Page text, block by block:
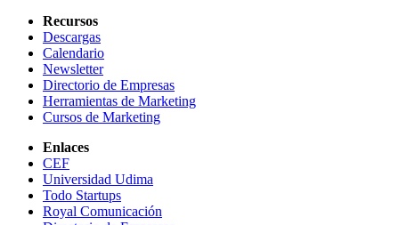
Recursos
Descargas
Calendario
Newsletter
Directorio de Empresas
Herramientas de Marketing
Cursos de Marketing
Enlaces
CEF
Universidad Udima
Todo Startups
Royal Comunicación